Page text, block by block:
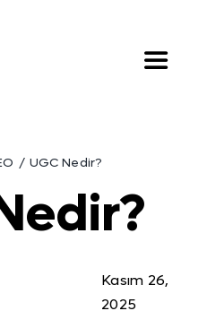
Toggle
UGC Nedir?
Kasım 26,
2025